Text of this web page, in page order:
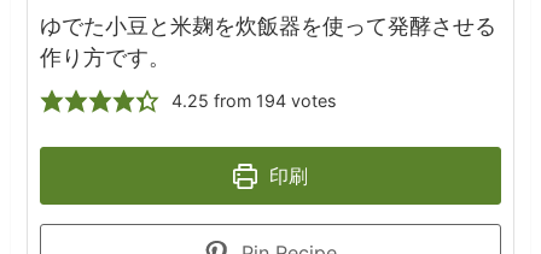
ゆでた小豆と米麹を炊飯器を使って発酵させる
作り方です。
4.25 from 194votes
印刷